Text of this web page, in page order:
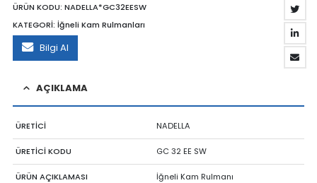
ÜRÜN KODU: NADELLA*GC32EESW
KATEGORİ: İğneli Kam Rulmanları
Bilgi Al
AÇIKLAMA
ÜRETİCİ NADELLA
ÜRETİCİ KODU GC 32 EE SW
ÜRÜN AÇIKLAMASI İğneli Kam Rulmanı